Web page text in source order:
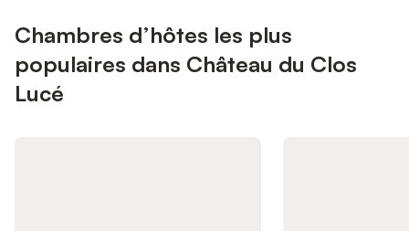
Chambres d’hôtes les plus
populaires dans Château du Clos
Lucé